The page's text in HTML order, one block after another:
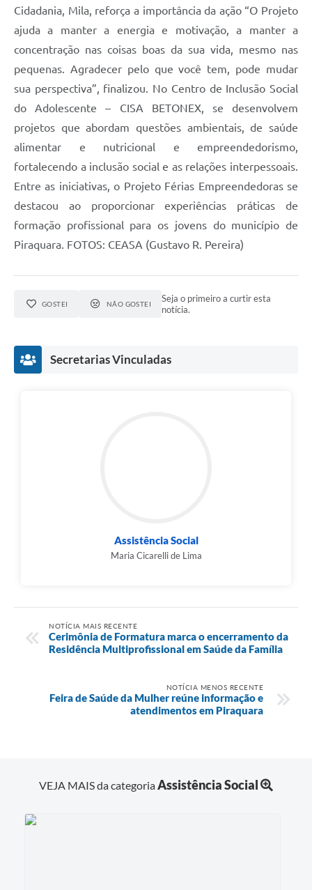
Cidadania, Mila, reforça a importância da ação “O Projeto
ajuda a manter a energia e motivação, a manter a
concentração nas coisas boas da sua vida, mesmo nas
pequenas. Agradecer pelo que você tem, pode mudar
sua perspectiva”, finalizou. No Centro de Inclusão Social
do Adolescente – CISA BETONEX, se desenvolvem
projetos que abordam questões ambientais, de saúde
alimentar e nutricional e empreendedorismo,
fortalecendo a inclusão social e as relações interpessoais.
Entre as iniciativas, o Projeto Férias Empreendedoras se
destacou ao proporcionar experiências práticas de
formação profissional para os jovens do município de
Piraquara. FOTOS: CEASA (Gustavo R. Pereira)
GOSTEI NÃO GOSTEI
Seja o primeiro a curtir esta
notícia.
Secretarias Vinculadas
Assistência Social
Maria Cicarelli de Lima
NOTÍCIA MAIS RECENTE
Cerimônia de Formatura marca o encerramento da
Residência Multiprofissional em Saúde da Família
NOTÍCIA MENOS RECENTE
Feira de Saúde da Mulher reúne informação e
atendimentos em Piraquara
VEJA MAIS da categoriaAssistência Social